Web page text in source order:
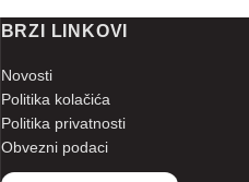
BRZI LINKOVI
Novosti
Politika kolačića
Politika privatnosti
Obvezni podaci